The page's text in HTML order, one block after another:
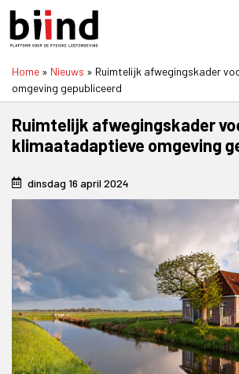
Overslaan
naar
inhoud
gaan
Home Nieuws
Ruimtelijk afwegingskader
omgeving gepubliceerd
Ruimtelijk afwegingskader
klimaatadaptieve omgeving
dinsdag 16 april 2024